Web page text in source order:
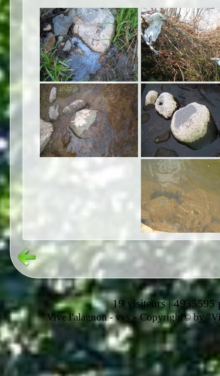
19 visiteurs | 4935595
Vive l'alagnon -vvs-Copyright© by